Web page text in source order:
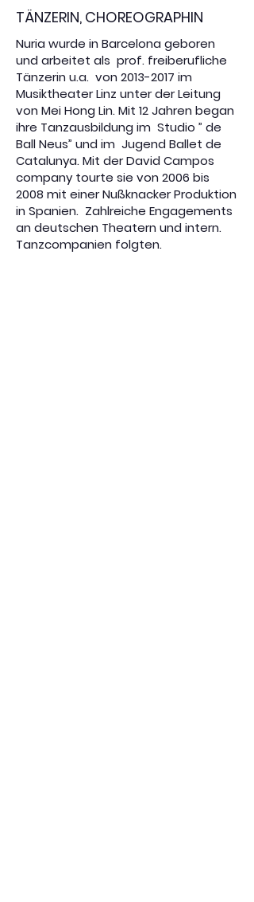
TÄNZERIN, CHOREOGRAPHIN
Nuria wurde in Barcelona geboren
und arbeitet als prof. freiberufliche
Tänzerin u.a. von 2013-2017 im
Musiktheater Linz unter der Leitung
von Mei Hong Lin. Mit 12 Jahren began
ihre Tanzausbildung im Studio ” de
Ball Neus” und im Jugend Ballet de
Catalunya. Mit der David Campos
company tourte sie von 2006 bis
2008 mit einer Nußknacker Produktion
in Spanien. Zahlreiche Engagements
an deutschen Theatern und intern.
Tanzcompanien folgten.